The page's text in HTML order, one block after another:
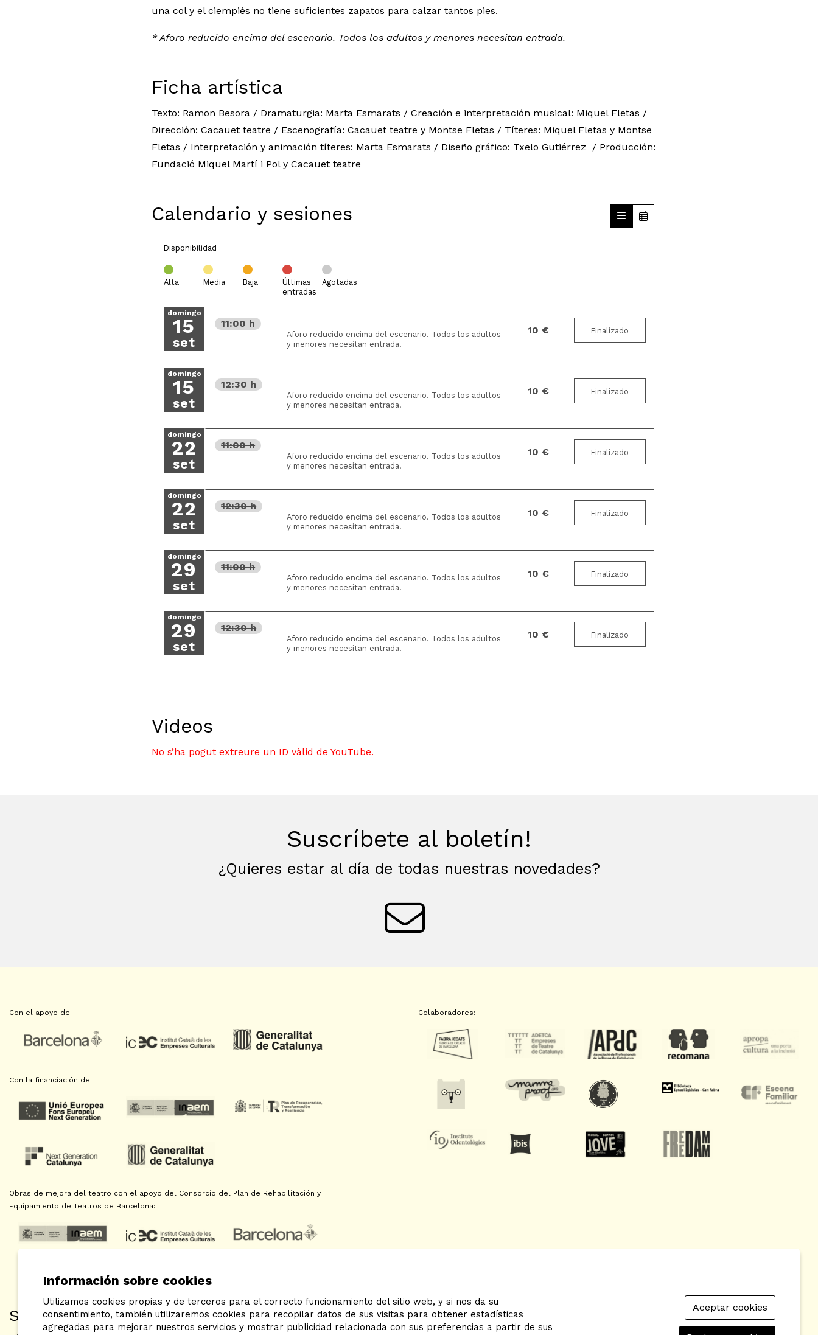
una col y el ciempiés no tiene suficientes zapatos para calzar tantos pies.
* Aforo reducido encima del escenario. Todos los adultos y menores necesitan entrada.
Ficha artística
Texto: Ramon Besora / Dramaturgia: Marta Esmarats / Creación e interpretación musical: Miquel Fletas /
Dirección: Cacauet teatre / Escenografía: Cacauet teatre y Montse Fletas / Títeres: Miquel Fletas y Montse
Fletas / Interpretación y animación títeres: Marta Esmarats / Diseño gráfico: Txelo Gutiérrez / Producción:
Fundació Miquel Martí i Pol y Cacauet teatre
Calendario y sesiones
Disponibilidad
Alta Media Baja
Últimas
entradas
Agotadas
domingo
15
set
11:00 h
Aforo reducido encima del escenario. Todos los adultos
y menores necesitan entrada.
10 € Finalizado
domingo
15
set
12:30 h
Aforo reducido encima del escenario. Todos los adultos
y menores necesitan entrada.
10 € Finalizado
domingo
22
set
11:00 h
Aforo reducido encima del escenario. Todos los adultos
y menores necesitan entrada.
10 € Finalizado
domingo
22
set
12:30 h
Aforo reducido encima del escenario. Todos los adultos
y menores necesitan entrada.
10 € Finalizado
domingo
29
set
11:00 h
Aforo reducido encima del escenario. Todos los adultos
y menores necesitan entrada.
10 € Finalizado
domingo
29
set
12:30 h
Aforo reducido encima del escenario. Todos los adultos
y menores necesitan entrada.
10 € Finalizado
Videos
No s’ha pogut extreure un ID vàlid de YouTube.
Suscríbete al boletín!
¿Quieres estar al día de todas nuestras novedades?
Con el apoyo de:
Con la financiación de:
Obras de mejora del teatro con el apoyo del Consorcio del Plan de Rehabilitación y
Equipamiento de Teatros de Barcelona:
Colaboradores:
SAT! Sant Andreu Teatre Sitemap | Aviso Legal Política de privacidad
Declaración de accesibilidad
Información sobre cookies
Utilizamos cookies propias y de terceros para el correcto funcionamiento del sitio web, y si nos da su
consentimiento, también utilizaremos cookies para recopilar datos de sus visitas para obtener estadísticas
agregadas para mejorar nuestros servicios y mostrar publicidad relacionada con sus preferencias a partir de sus
Aceptar cookies